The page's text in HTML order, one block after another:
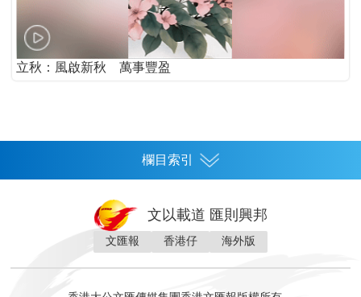
立秋：風啟新秋 萬事豐盈
欄目索引
灣區人
財經 地產 投資 財評 數字經濟
文以載道 匯則興邦
文匯報 香港仔 海外版